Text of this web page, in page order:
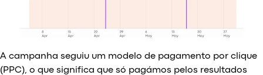
A campanha seguiu um modelo de pagamento por clique
(PPC), o que significa que só pagámos pelos resultados